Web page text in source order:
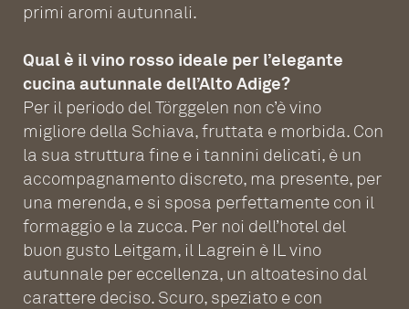
primi aromi autunnali.
Qual è il vino rosso ideale per l’elegante
cucina autunnale dell’Alto Adige?
Per il periodo del Törggelen non c’è vino
migliore della Schiava, fruttata e morbida. Con
la sua struttura fine e i tannini delicati, è un
accompagnamento discreto, ma presente, per
una merenda, e si sposa perfettamente con il
formaggio e la zucca. Per noi dell’hotel del
buon gusto Leitgam, il Lagrein è IL vino
autunnale per eccellenza, un altoatesino dal
carattere deciso. Scuro, speziato e con